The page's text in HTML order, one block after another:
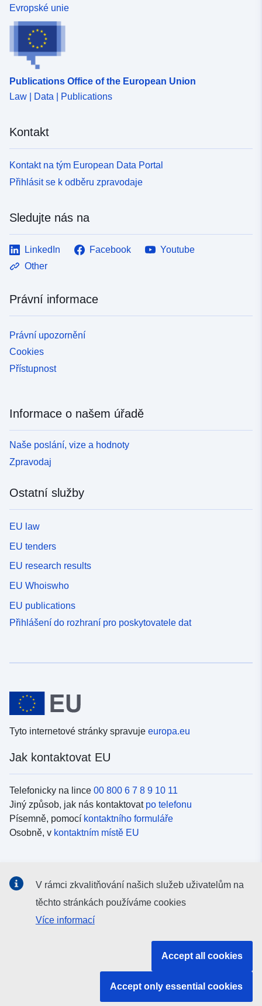
Evropské unie
Publications Office of the European Union
Law | Data | Publications
Kontakt
Kontakt na tým European Data Portal
Přihlásit se k odběru zpravodaje
Sledujte nás na
LinkedIn Facebook
Youtube
Other
Právní informace
Právní upozornění
Cookies
Přístupnost
Informace o našem úřadě
Naše poslání, vize a hodnoty
Zpravodaj
Ostatní služby
EU law
EU tenders
EU research results
EU Whoiswho
EU publications
Přihlášení do rozhraní pro poskytovatele dat
Tyto internetové stránky spravuje europa.eu
Jak kontaktovat EU
Telefonicky na lince 00 800 6 7 8 9 10 11
Jiný způsob, jak nás kontaktovat po telefonu
Písemně, pomocí kontaktního formuláře
Osobně, v kontaktním místě EU
Vyhledávání informačních kanálů EU vsociálních médiích
V rámci zkvalitňování našich služeb uživatelům na
těchto stránkách používáme cookies
Více informací
Accept all cookies
Accept only essential cookies